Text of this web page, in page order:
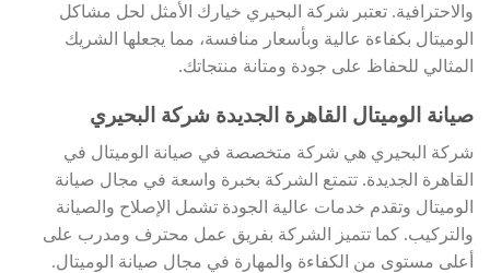
والاحترافية. تعتبر شركة البحيري خيارك الأمثل لحل مشاكل
الوميتال بكفاءة عالية وبأسعار منافسة، مما يجعلها الشريك
المثالي للحفاظ على جودة ومتانة منتجاتك.
صيانة الوميتال القاهرة الجديدة شركة البحيري
شركة البحيري هي شركة متخصصة في صيانة الوميتال في
القاهرة الجديدة. تتمتع الشركة بخبرة واسعة في مجال صيانة
الوميتال وتقدم خدمات عالية الجودة تشمل الإصلاح والصيانة
والتركيب. كما تتميز الشركة بفريق عمل محترف ومدرب على
أعلى مستوى من الكفاءة والمهارة في مجال صيانة الوميتال.